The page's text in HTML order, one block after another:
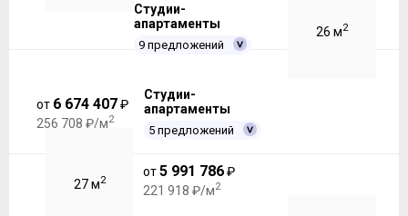
Студии-
апартаменты
9 предложений
26 м2
от 6 674 407₽
256 708 ₽/м2
Студии-
апартаменты
5 предложений
27 м2
от5 991 786₽
221 918 ₽/м2